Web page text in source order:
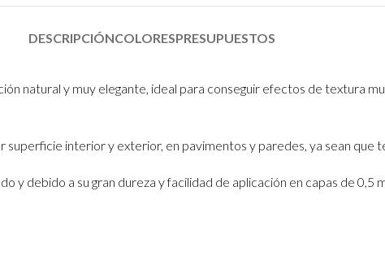
DESCRIPCIÓNCOLORESPRESUPUESTOS
natural y muy elegante, ideal para conseguir efectos de textura
interior y exterior, en pavimentos y paredes, ya sean que
y debido a su gran dureza y facilidad de aplicación en capas de